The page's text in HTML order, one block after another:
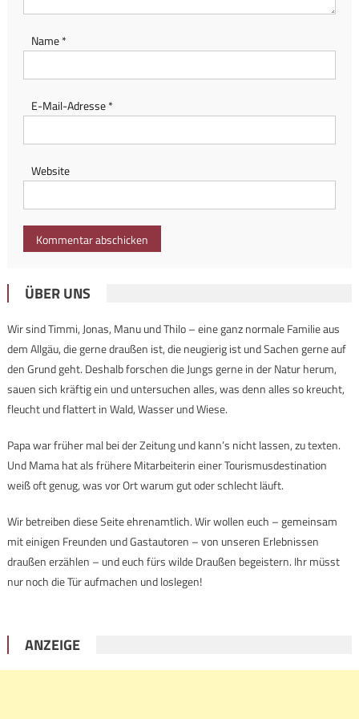
Name*
E-Mail-Adresse*
Website
ÜBER UNS
Wir sind Timmi, Jonas, Manu und Thilo – eine ganz normale Familie aus
dem Allgäu, die gerne draußen ist, die neugierig ist und Sachen gerne auf
den Grund geht. Deshalb forschen die Jungs gerne in der Natur herum,
sauen sich kräftig ein und untersuchen alles, was denn alles so kreucht,
fleucht und flattert in Wald, Wasser und Wiese.
Papa war früher mal bei der Zeitung und kann’s nicht lassen, zu texten.
Und Mama hat als frühere Mitarbeiterin einer Tourismusdestination
weiß oft genug, was vor Ort warum gut oder schlecht läuft.
Wir betreiben diese Seite ehrenamtlich. Wir wollen euch – gemeinsam
mit einigen Freunden und Gastautoren – von unseren Erlebnissen
draußen erzählen – und euch fürs wilde Draußen begeistern. Ihr müsst
nur noch die Tür aufmachen und loslegen!
ANZEIGE